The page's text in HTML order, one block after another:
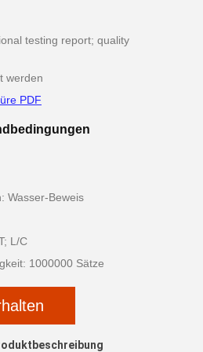
testing report; quality
werden
PDF
Wasser-Beweis
L/C
1000000 Sätze